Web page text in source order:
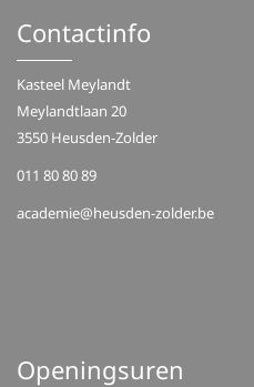
v
i
g
a
t
i
Contactinfo
Kasteel Meylandt
Meylandtlaan 20
3550 Heusden-Zolder
011 80 80 89
academie@heusden-zolder.be
Openingsuren